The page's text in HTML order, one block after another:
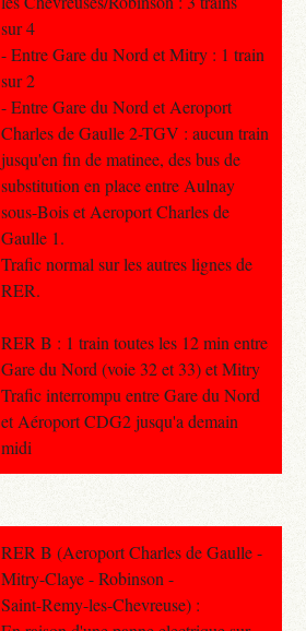
sur 4
- Entre Gare du Nord et Mitry : 1 train
sur 2
- Entre Gare du Nord et Aeroport
Charles de Gaulle 2-TGV : aucun train
jusqu'en fin de matinee, des bus de
substitution en place entre Aulnay
sous-Bois et Aeroport Charles de
Gaulle 1.
Trafic normal sur les autres lignes de
RER.
RER B : 1 train toutes les 12 min entre
Gare du Nord (voie 32 et 33) et Mitry
Trafic interrompu entre Gare du Nord
et Aéroport CDG2 jusqu'a demain
midi
RER B (Aeroport Charles de Gaulle -
Mitry-Claye - Robinson -
Saint-Remy-les-Chevreuse) :